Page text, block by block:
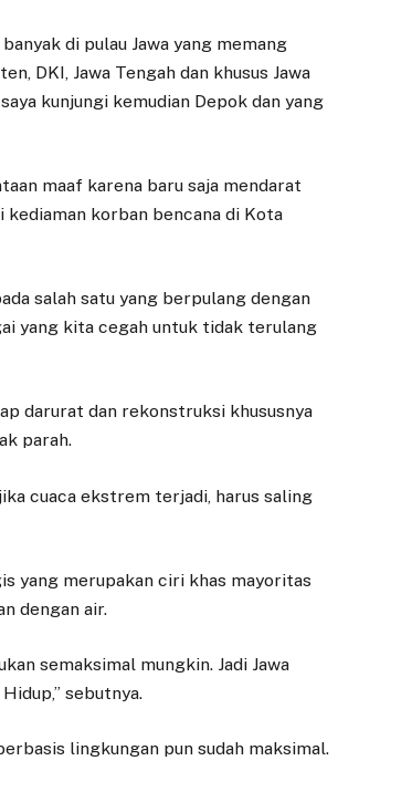
di pulau Jawa yang memang
DKI, Jawa Tengah dan khusus Jawa
kunjungi kemudian Depok dan yang
maaf karena baru saja mendarat
kediaman korban bencana di Kota
salah satu yang berpulang dengan
yang kita cegah untuk tidak terulang
darurat dan rekonstruksi khususnya
parah.
cuaca ekstrem terjadi, harus saling
yang merupakan ciri khas mayoritas
dengan air.
semaksimal mungkin. Jadi Jawa
sebutnya.
lingkungan pun sudah maksimal.
Pajajaran Salurkan
2.000 Paket
Mampu di
Kabupaten Bogor
bentuk kepedulian
terhadap masyarakat
menjalankan
Dongkrak Minat
UMKM Isi Sentra
30 JUNI 2026
BOGOR – Pasar Jambu
perdagangan. Lantai